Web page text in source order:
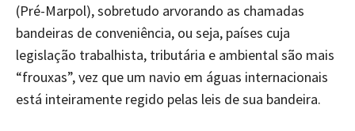
(Pré-Marpol), sobretudo arvorando as chamadas
bandeiras de conveniência, ou seja, países cuja
legislação trabalhista, tributária e ambiental são mais
“frouxas”, vez que um navio em águas internacionais
está inteiramente regido pelas leis de sua bandeira.